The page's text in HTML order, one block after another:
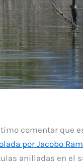
comentar que
por Jacobo
anilladas en el